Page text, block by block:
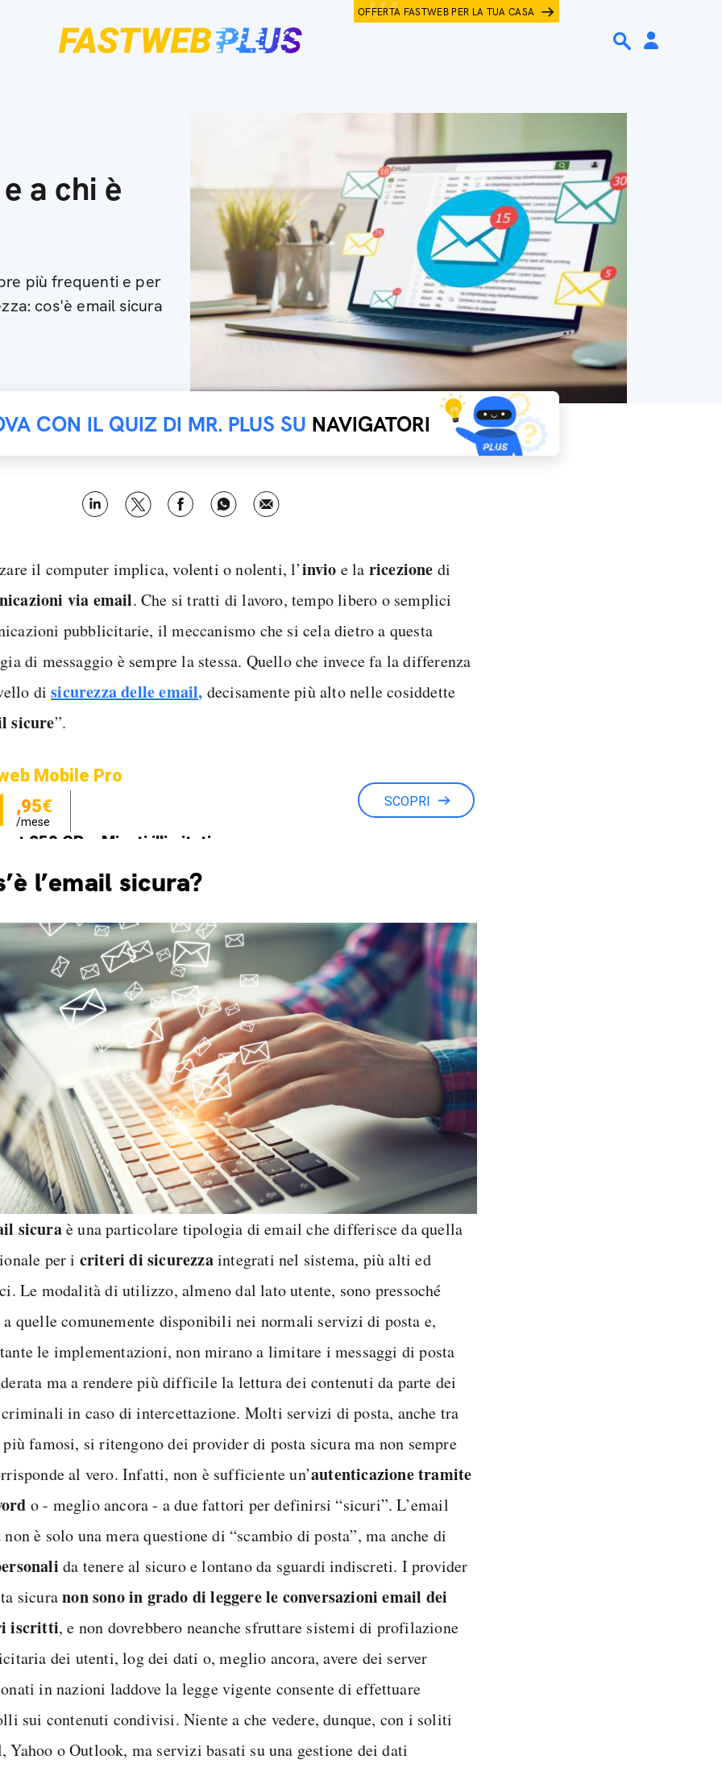
OFFERTA FASTWEB PER LA TUA CASA
a chi è
più frequenti e per
cos'è email sicura
CON IL QUIZ DI MR. PLUS SU NAVIGATORI
il computer implica, volenti o nolenti, l’invio e la ricezione di
via email. Che si tratti di lavoro, tempo libero o semplici
pubblicitarie, il meccanismo che si cela dietro a questa
di messaggio è sempre la stessa. Quello che invece fa la differenza
disicurezza delle email, decisamente più alto nelle cosiddette
sicure”.
Mobile Pro
,95€
/mese
250 GB e Minuti illimitati
SCOPRI
l’email sicura?
sicuraè una particolare tipologia di email che differisce da quella
per i criteri di sicurezzaintegrati nel sistema, più alti ed
Le modalità di utilizzo, almeno dal lato utente, sono pressoché
quelle comunemente disponibili nei normali servizi di posta e,
le implementazioni, non mirano a limitare i messaggi di posta
ma a rendere più difficile la lettura dei contenuti da parte dei
in caso di intercettazione. Molti servizi di posta, anche tra
famosi, si ritengono dei provider di posta sicura ma non sempre
al vero. Infatti, non è sufficiente un’autenticazione tramite
o - meglio ancora - a due fattori per definirsi “sicuri”. L’email
è solo una mera questione di “scambio di posta”, ma anche di
da tenere al sicuro e lontano da sguardi indiscreti. I provider
sicuranon sono in grado di leggere le conversazioni email dei
iscritti, e non dovrebbero neanche sfruttare sistemi di profilazione
dei utenti, log dei dati o, meglio ancora, avere dei server
in nazioni laddove la legge vigente consente di effettuare
sui contenuti condivisi. Niente a che vedere, dunque, con i soliti
Yahoo o Outlook, ma servizi basati su una gestione dei dati